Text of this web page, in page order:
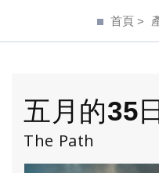
首頁
五月的35
The Path